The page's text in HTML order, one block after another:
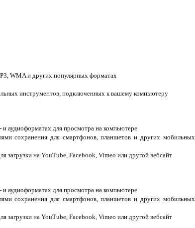
WMA и других популярных форматах
инструментов, подключенных к вашему компьютеру
аудиоформатах для просмотра на компьютере
сохранения для смартфонов, планшетов и других мобильных
загрузки на YouTube, Facebook, Vimeo или другой вебсайт
аудиоформатах для просмотра на компьютере
сохранения для смартфонов, планшетов и других мобильных
загрузки на YouTube, Facebook, Vimeo или другой вебсайт